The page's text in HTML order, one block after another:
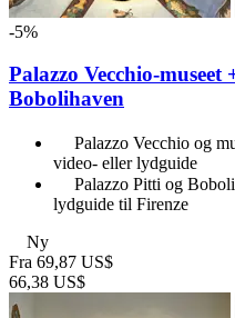
-5%
Palazzo Vecchio-museet
Bobolihaven
Palazzo Vecchio og
video- eller lydguide
Palazzo Pitti og
lydguide til Firenze
Ny
Fra 69,87 US$
66,38 US$